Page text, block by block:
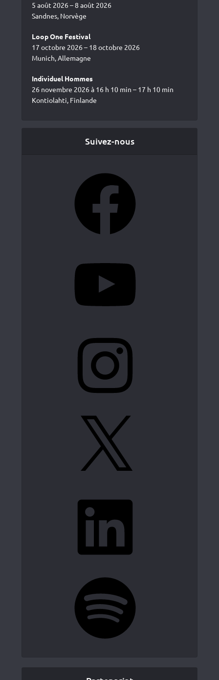
5 août 2026 – 8 août 2026
Sandnes, Norvège
Loop One Festival
17 octobre 2026 – 18 octobre 2026
Munich, Allemagne
Individuel Hommes
26 novembre 2026 à 16 h 10 min – 17 h 10 min
Kontiolahti, Finlande
Suivez-nous